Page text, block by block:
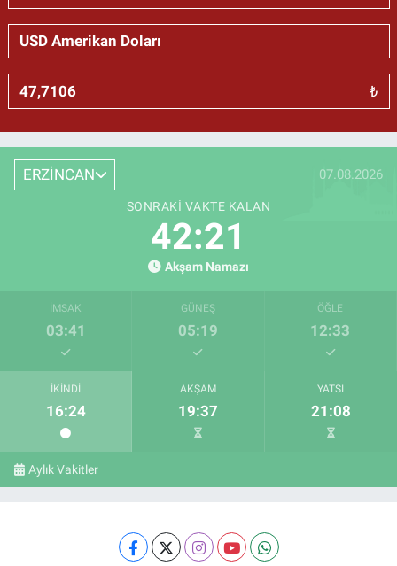
₺
ERZİNCAN 07.08.2026
SONRAKI VAKTE KALAN
42:21
Akşam Namazı
İMSAK
03:41
GÜNEŞ
05:19
ÖĞLE
12:33
İKINDI
16:24
AKŞAM
19:37
YATSI
21:08
Aylık Vakitler